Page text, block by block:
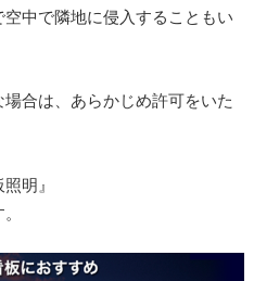
中で隣地に侵入することもい
合は、あらかじめ許可をいた
明』